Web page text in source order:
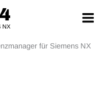
für Siemens NX